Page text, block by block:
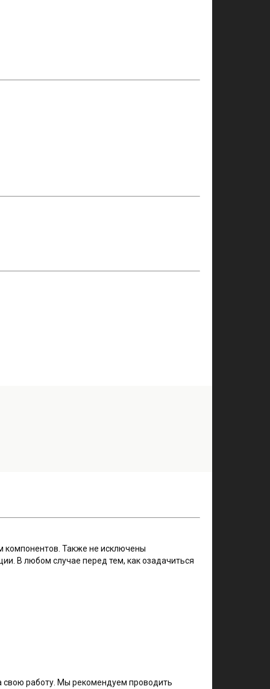
компонентов. Также не исключены
В любом случае перед тем, как озадачиться
свою работу. Мы рекомендуем проводить